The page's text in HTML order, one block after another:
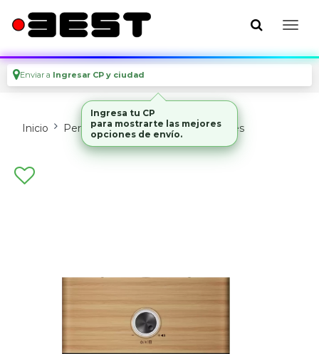
Enviar a Ingresar CP y ciudad
Inicio Perifericos Parlantes Y Auriculares
Ingresa tu CP
para mostrarte las mejores
opciones de envío.